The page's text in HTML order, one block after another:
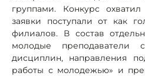
группами. Конкурс
заявки поступали от как
филиалов. В состав
молодые преподаватели
дисциплин, направления
работы с молодежью» и